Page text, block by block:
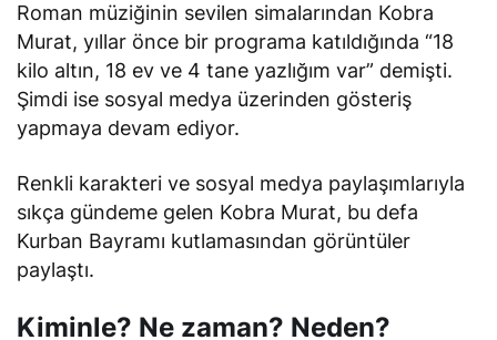
Roman müziğinin sevilen simalarından Kobra
Murat, yıllar önce bir programa katıldığında “18
kilo altın, 18 ev ve 4 tane yazlığım var” demişti.
Şimdi ise sosyal medya üzerinden gösteriş
yapmaya devam ediyor.
Renkli karakteri ve sosyal medya paylaşımlarıyla
sıkça gündeme gelen Kobra Murat, bu defa
Kurban Bayramı kutlamasından görüntüler
paylaştı.
Kiminle? Ne zaman? Neden?